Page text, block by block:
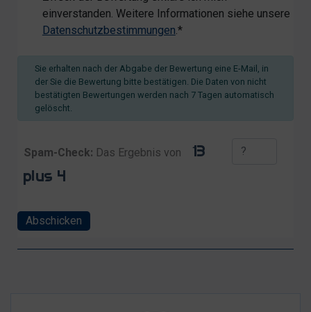
einverstanden. Weitere Informationen siehe unsere
Datenschutzbestimmungen .*
Sie erhalten nach der Abgabe der Bewertung eine E-Mail, in
der Sie die Bewertung bitte bestätigen. Die Daten von nicht
bestätigten Bewertungen werden nach 7 Tagen automatisch
gelöscht.
Spam-Check: Das Ergebnis von
Abschicken